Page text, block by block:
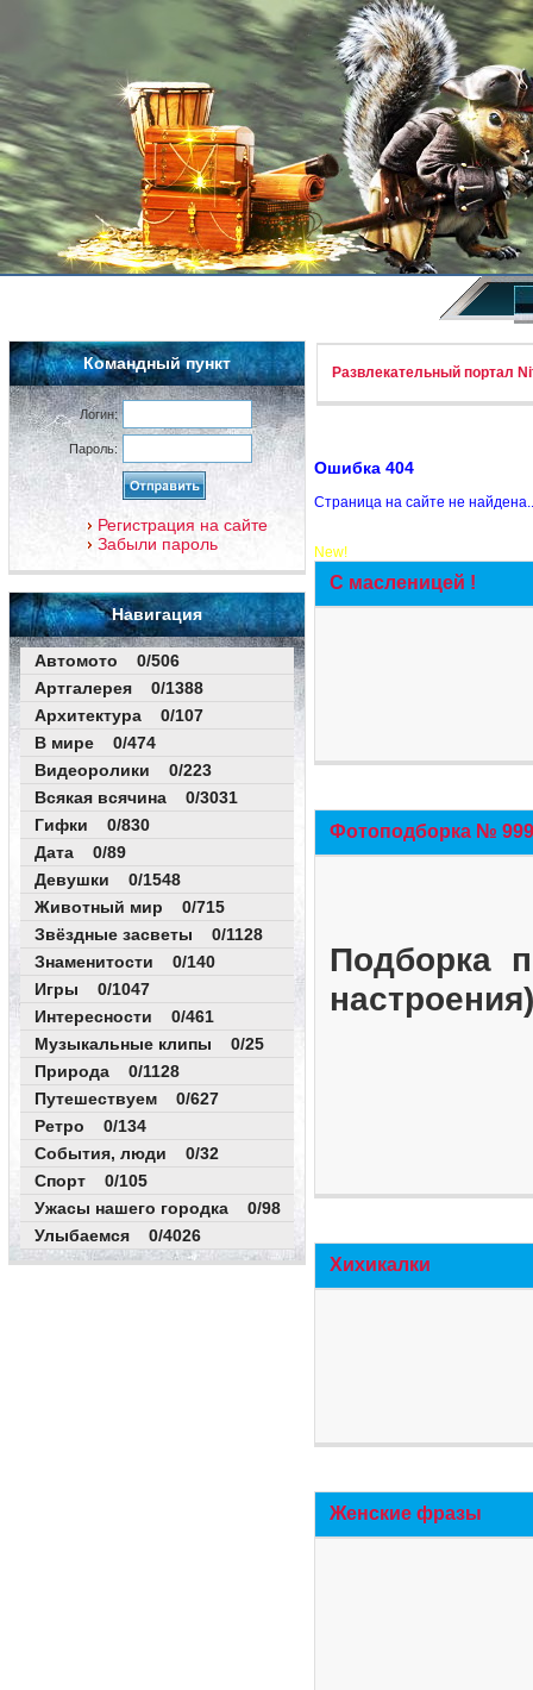
Командный пункт
Логин:
Пароль:
Регистрация на сайте
Забыли пароль
Навигация
Автомото 0/506
Артгалерея 0/1388
Архитектура 0/107
В мире 0/474
Видеоролики 0/223
Всякая всячина 0/3031
Гифки 0/830
Дата 0/89
Девушки 0/1548
Животный мир 0/715
Звёздные засветы 0/1128
Знаменитости 0/140
Игры 0/1047
Интересности 0/461
Музыкальные клипы 0/25
Природа 0/1128
Путешествуем 0/627
Ретро 0/134
События, люди 0/32
Спорт 0/105
Ужасы нашего городка 0/98
Улыбаемся 0/4026
Развлекательный портал
Ошибка 404
Страница на сайте не
New!
С масленицей !
Фотоподборка №
Подборка
Хихикалки
Женские фразы